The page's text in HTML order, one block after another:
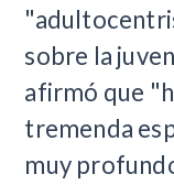
sobre la
afirmó que
tremenda
muy